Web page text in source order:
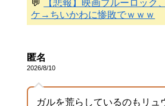
💬
【悲報】映画ブルーロック
ケ→ちいかわに惨敗でｗｗｗ
匿名
2026/8/10
ガルを荒らしているのもリュ